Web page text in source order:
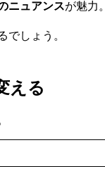
ニュアンスが魅力。
でしょう。
える